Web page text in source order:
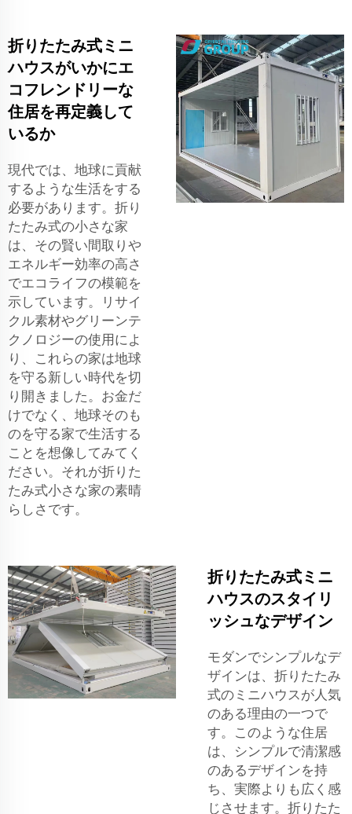
折りたたみ式ミニ
ハウスがいかにエ
コフレンドリーな
住居を再定義して
いるか
現代では、地球に貢献
するような生活をする
必要があります。折り
たたみ式の小さな家
は、その賢い間取りや
エネルギー効率の高さ
でエコライフの模範を
示しています。リサイ
クル素材やグリーンテ
クノロジーの使用によ
り、これらの家は地球
を守る新しい時代を切
り開きました。お金だ
けでなく、地球そのも
のを守る家で生活する
ことを想像してみてく
ださい。それが折りた
たみ式小さな家の素晴
らしさです。
折りたたみ式ミニ
ハウスのスタイリ
ッシュなデザイン
モダンでシンプルなデ
ザインは、折りたたみ
式のミニハウスが人気
のある理由の一つで
す。このような住居
は、シンプルで清潔感
のあるデザインを持
ち、実際よりも広く感
じさせます。折りたた